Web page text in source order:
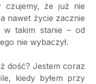
czujemy, że już nie
nawet życie zacznie
w takim stanie – od
nie wybaczył.
dość? Jestem coraz
kiedy byłem przy